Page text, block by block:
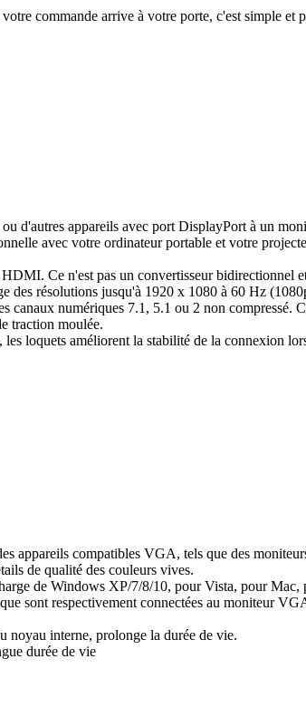
commande arrive à votre porte, c'est simple et
d'autres appareils avec port DisplayPort à un
avec votre ordinateur portable et votre
Ce n'est pas un convertisseur bidirectionnel
des résolutions jusqu'à 1920 x 1080 à 60 Hz
numériques 7.1, 5.1 ou 2 non compressé.
traction moulée.
loquets améliorent la stabilité de la connexion
appareils compatibles VGA, tels que des
de qualité des couleurs vives.
de Windows XP/7/8/10, pour Vista, pour Mac,
sont respectivement connectées au moniteur
noyau interne, prolonge la durée de vie.
durée de vie